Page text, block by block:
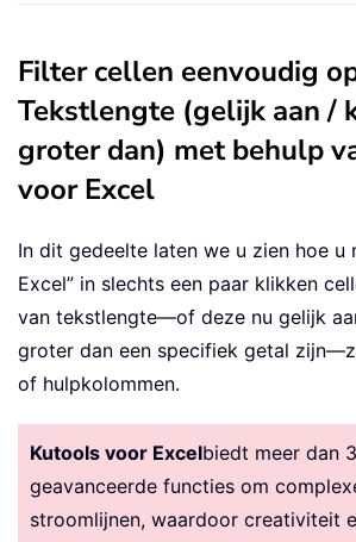
Filter cellen eenvoudig
Tekstlengte (gelijk aan /
groter dan) met behulp
voor Excel
In dit gedeelte laten we u zien hoe u
Excel” in slechts een paar klikken
van tekstlengte—of deze nu gelijk
groter dan een specifiek getal
of hulpkolommen.
Kutools voor Excelbiedt meer dan
geavanceerde functies om
stroomlijnen, waardoor creativiteit